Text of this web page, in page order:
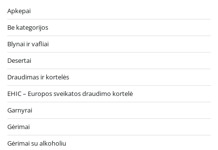
Apkepai
Be kategorijos
Blynai ir vafliai
Desertai
Draudimas ir kortelės
EHIC – Europos sveikatos draudimo kortelė
Garnyrai
Gėrimai
Gėrimai su alkoholiu